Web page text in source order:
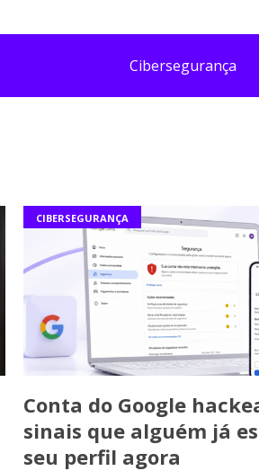
Cibersegurança
CIBERSEGURANÇA
Conta do Google
sinais que alguém já
seu perfil agora